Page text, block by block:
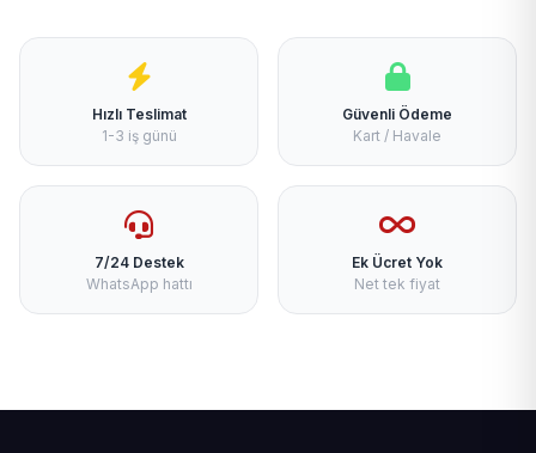
Hızlı Teslimat
1-3 iş günü
Güvenli Ödeme
Kart / Havale
7/24 Destek
WhatsApp hattı
Ek Ücret Yok
Net tek fiyat